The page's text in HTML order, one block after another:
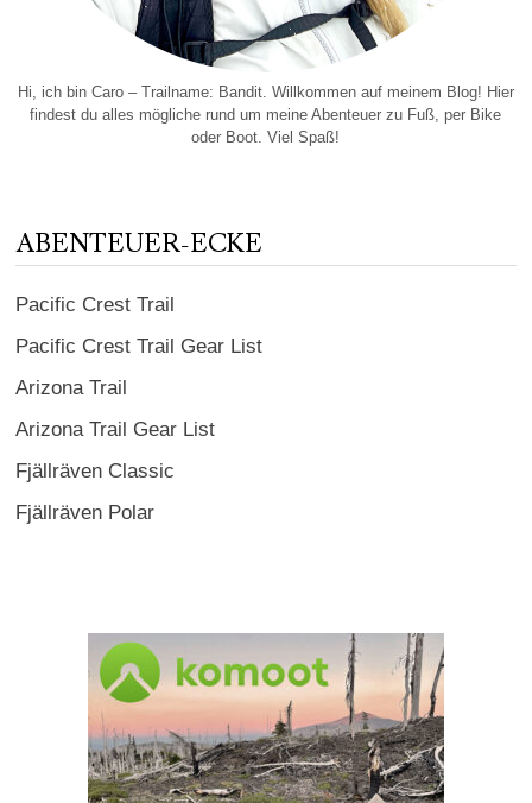
Hi, ich bin Caro – Trailname: Bandit. Willkommen auf meinem Blog! Hier
findest du alles mögliche rund um meine Abenteuer zu Fuß, per Bike
oder Boot. Viel Spaß!
ABENTEUER-ECKE
Pacific Crest Trail
Pacific Crest Trail Gear List
Arizona Trail
Arizona Trail Gear List
Fjällräven Classic
Fjällräven Polar